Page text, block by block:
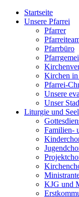
Startseite
Unsere Pfarrei
Pfarrer
Pfarrbüro
Kirchen in
Pfarrei-
Unsere
Unser
Liturgie und
Familien-
KJG und